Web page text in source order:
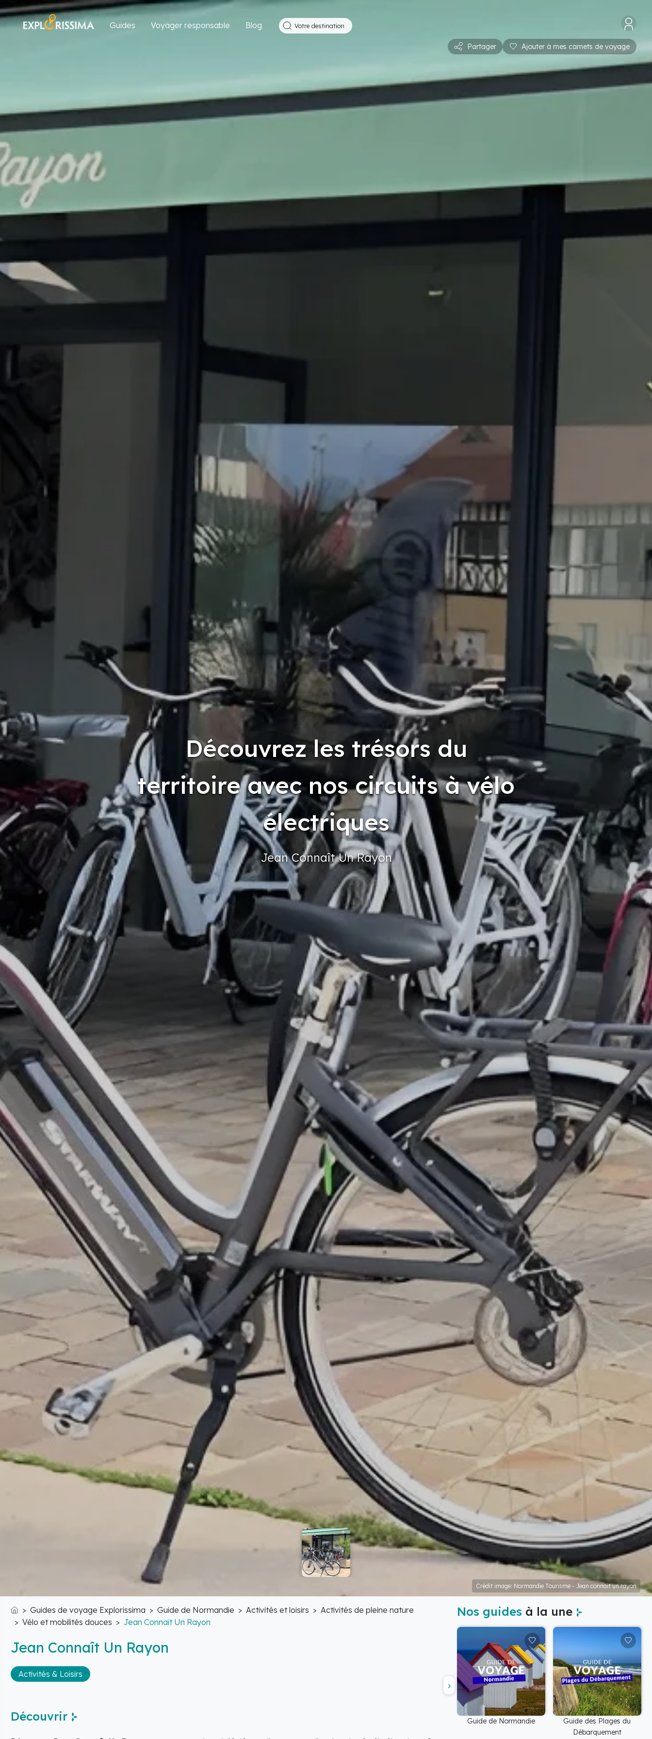
Partager Ajouter à mes carnets de voyage
Découvrez les trésors du
territoire avec nos circuits à vélo
électriques
Jean Connaît Un Rayon
Crédit image: Normandie Tourisme - Jean connait un rayon
Accueil
Guides de voyage Explorissima Guide de Normandie Activités et loisirs
Activités de pleine nature
Vélo et mobilités douces
Jean Connaît Un Rayon
Jean Connaît Un Rayon
Activités & Loisirs
Découvrir
Nos guides à la une
Guide de Normandie
Guide des Plages du
Débarquement
Guides Voyager responsable Blog Votre destination